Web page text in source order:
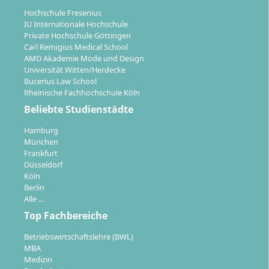
lernen kannst. Kleine Lerngruppen fördern den
individuellen Austausch sowie eine intensive
Betreuung durch die Lehrenden aus Wissenschaft und
Praxis.
Veranstaltungen wechseln zwischen Vorlesungen,
Seminaren, Praxiseinheiten und Online-Phasen.
Besonderes Gewicht liegt auf den praktischen
externen Standorten gehören (z. B. Chiropractic
Academy in Bad Oeynhausen, Eindhoven/NL).
Das Studium schließt mit einer praxisorientierten
Bachelorarbeit und einer mündlichen Präsentation
ab.
Karrierechancen & Berufsmöglichkeiten
Hochschule Fresenius
IU Internationale Hochschule
Private Hochschule Göttingen
Carl Remigius Medical School
AMD Akademie Mode und Design
Universität Witten/Herdecke
Bucerius Law School
Rheinische Fachhochschule Köln
Beliebte Studienstädte
Hamburg
München
Frankfurt
Düsseldorf
Köln
Berlin
Alle …
Top Fachbereiche
Betriebswirtschaftslehre (BWL)
MBA
Medizin